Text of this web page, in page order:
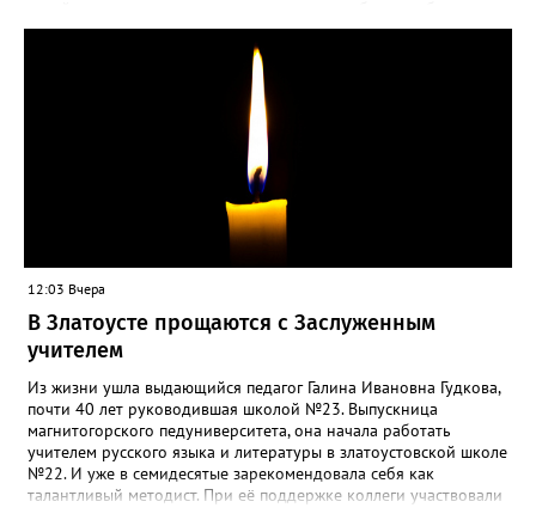
силы перед долгой зимовкой.
12:03 Вчера
В Златоусте прощаются с Заслуженным
учителем
Из жизни ушла выдающийся педагог Галина Ивановна Гудкова,
почти 40 лет руководившая школой №23. Выпускница
магнитогорского педуниверситета, она начала работать
учителем русского языка и литературы в златоустовской школе
№22. И уже в семидесятые зарекомендовала себя как
талантливый методист. При её поддержке коллеги участвовали